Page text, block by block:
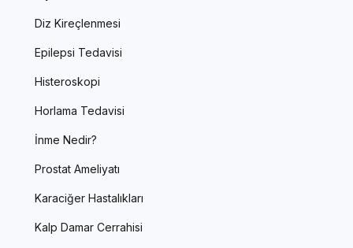
Diz Kireçlenmesi
Epilepsi Tedavisi
Histeroskopi
Horlama Tedavisi
İnme Nedir?
Prostat Ameliyatı
Karaciğer Hastalıkları
Kalp Damar Cerrahisi